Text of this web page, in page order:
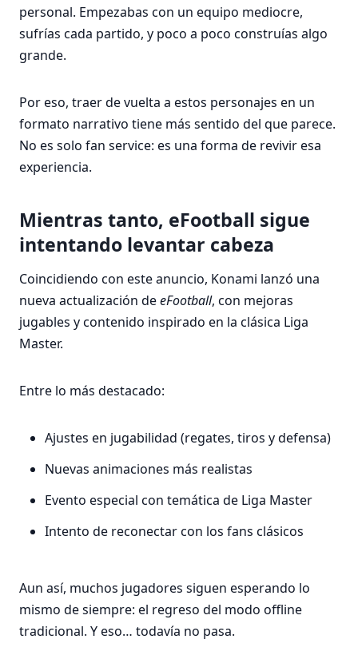
personal. Empezabas con un equipo mediocre,
sufrías cada partido, y poco a poco construías algo
grande.
Por eso, traer de vuelta a estos personajes en un
formato narrativo tiene más sentido del que parece.
No es solo fan service: es una forma de revivir esa
experiencia.
Mientras tanto, eFootball sigue
intentando levantar cabeza
Coincidiendo con este anuncio, Konami lanzó una
nueva actualización deeFootball, con mejoras
jugables y contenido inspirado en la clásica Liga
Master.
Entre lo más destacado:
Ajustes en jugabilidad (regates, tiros y defensa)
Nuevas animaciones más realistas
Evento especial con temática de Liga Master
Intento de reconectar con los fans clásicos
Aun así, muchos jugadores siguen esperando lo
mismo de siempre: el regreso del modo offline
tradicional. Y eso… todavía no pasa.